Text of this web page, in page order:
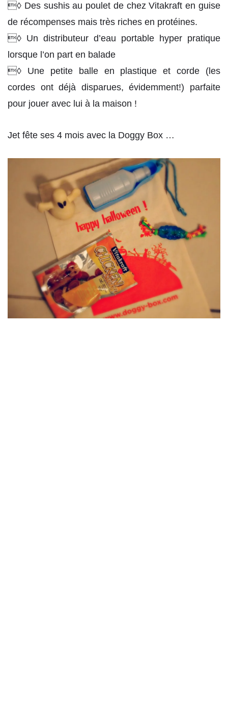
◊ Des sushis au poulet de chez Vitakraft en guise
de récompenses mais très riches en protéines.
◊ Un distributeur d’eau portable hyper pratique
lorsque l’on part en balade
◊ Une petite balle en plastique et corde (les
cordes ont déjà disparues, évidemment!) parfaite
pour jouer avec lui à la maison !
Jet fête ses 4 mois avec la Doggy Box …